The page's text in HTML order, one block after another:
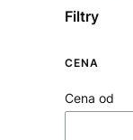
Filtry
CENA
Cena od